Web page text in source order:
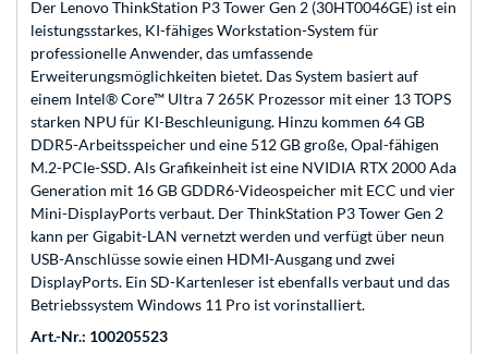
Der Lenovo ThinkStation P3 Tower Gen 2 (30HT0046GE) ist ein
leistungsstarkes, KI-fähiges Workstation-System für
professionelle Anwender, das umfassende
Erweiterungsmöglichkeiten bietet. Das System basiert auf
einem Intel® Core™ Ultra 7 265K Prozessor mit einer 13 TOPS
starken NPU für KI-Beschleunigung. Hinzu kommen 64 GB
DDR5-Arbeitsspeicher und eine 512 GB große, Opal-fähigen
M.2-PCIe-SSD. Als Grafikeinheit ist eine NVIDIA RTX 2000 Ada
Generation mit 16 GB GDDR6-Videospeicher mit ECC und vier
Mini-DisplayPorts verbaut. Der ThinkStation P3 Tower Gen 2
kann per Gigabit-LAN vernetzt werden und verfügt über neun
USB-Anschlüsse sowie einen HDMI-Ausgang und zwei
DisplayPorts. Ein SD-Kartenleser ist ebenfalls verbaut und das
Betriebssystem Windows 11 Pro ist vorinstalliert.
Art.-Nr.: 100205523